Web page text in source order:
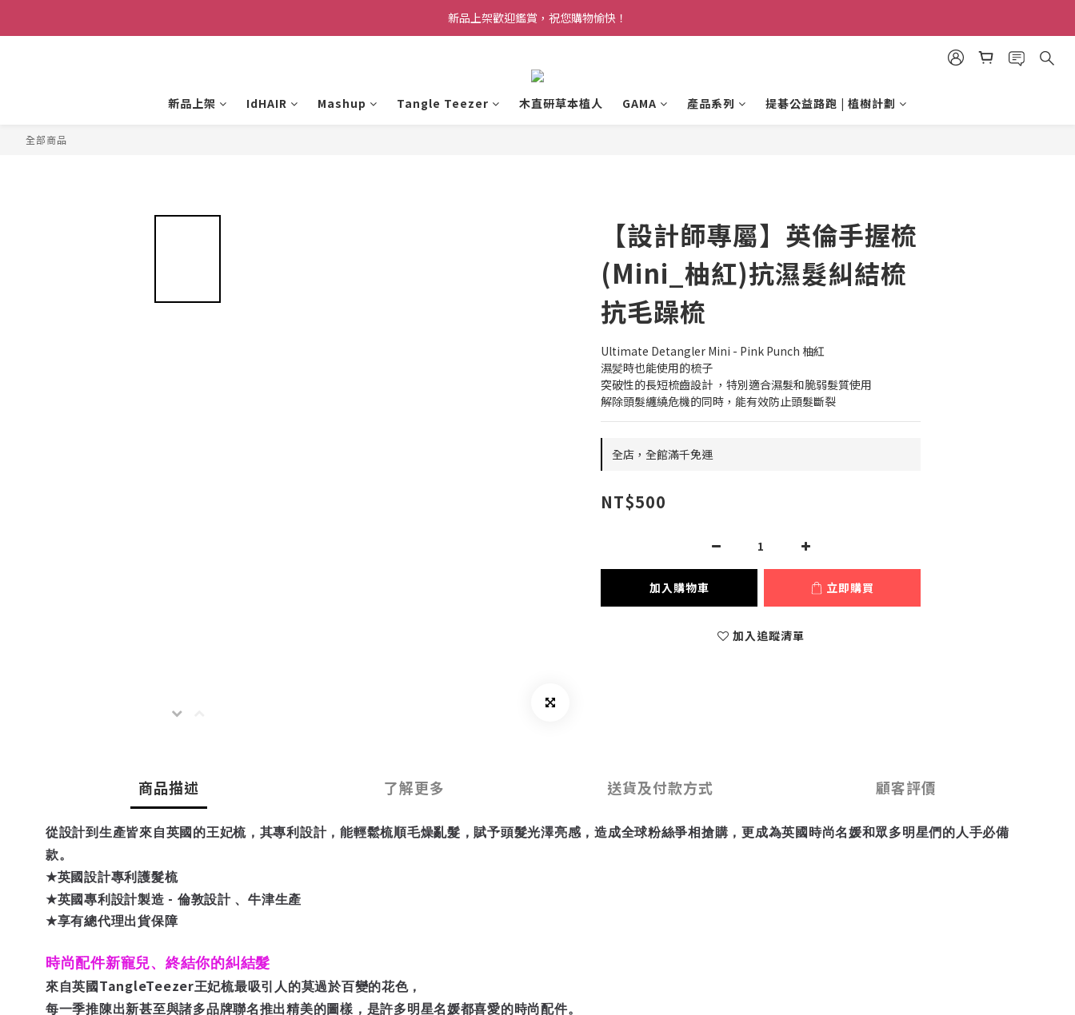
新品上架歡迎鑑賞，祝您購物愉快！
新品上架 IdHAIR Mashup Tangle Teezer 木直研草本植人 GAMA 產品系列 提碁公益路跑 | 植樹計劃
全部商品
【設計師專屬】英倫手握梳
(Mini_柚紅)抗濕髮糾結梳
抗毛躁梳
Ultimate Detangler Mini - Pink Punch 柚紅
濕髪時也能使用的梳子
突破性的長短梳齒設計 ，特別適合濕髮和脆弱髮質使用
解除頭髮纏繞危機的同時，能有效防止頭髮斷裂
全店，全館滿千免運
NT$500
加入購物車 立即購買
加入追蹤清單
商品描述 了解更多 送貨及付款方式 顧客評價
從設計到生產皆來自英國的王妃梳，其專利設計，能輕鬆梳順毛燥亂髮，賦予頭髮光澤亮感，造成全球粉絲爭相搶購，更成為英國時尚名媛和眾多明星們的人手必備
款。
★英國設計專利護髮梳
★英國專利設計製造 - 倫敦設計 、牛津生產
★享有總代理出貨保障
時尚配件新寵兒、終結你的糾結髮
來自英國 TangleTeezer王妃梳最吸引人的莫過於百變的花色，
每一季推陳出新甚至與諸多品牌聯名推出精美的圖樣，是許多明星名媛都喜愛的時尚配件。